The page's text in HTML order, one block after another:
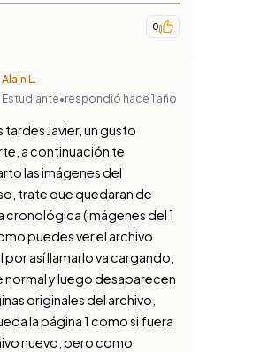
0
Alain L.
Estudiante•respondió hace 1 año
tardes Javier, un gusto
a continuación te
las imágenes del
trate que quedaran de
cronológica (imágenes del 1
puedes ver el archivo
por así llamarlo va cargando,
normal y luego desaparecen
originales del archivo,
la página 1 como si fuera
nuevo, pero como